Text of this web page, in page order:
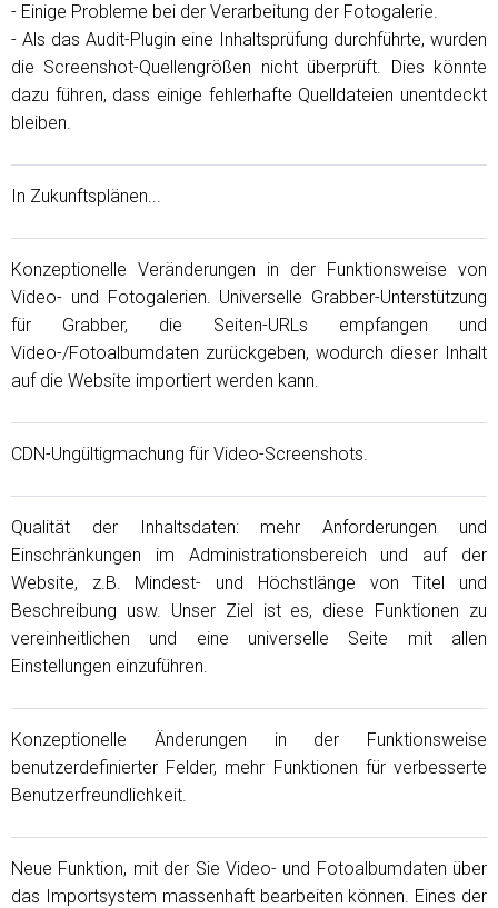
- Einige Probleme bei der Verarbeitung der Fotogalerie.
- Als das Audit-Plugin eine Inhaltsprüfung durchführte, wurden
die Screenshot-Quellengrößen nicht überprüft. Dies könnte
dazu führen, dass einige fehlerhafte Quelldateien unentdeckt
bleiben.
In Zukunftsplänen...
Konzeptionelle Veränderungen in der Funktionsweise von
Video- und Fotogalerien. Universelle Grabber-Unterstützung
für Grabber, die Seiten-URLs empfangen und
Video-/Fotoalbumdaten zurückgeben, wodurch dieser Inhalt
auf die Website importiert werden kann.
CDN-Ungültigmachung für Video-Screenshots.
Qualität der Inhaltsdaten: mehr Anforderungen und
Einschränkungen im Administrationsbereich und auf der
Website, z.B. Mindest- und Höchstlänge von Titel und
Beschreibung usw. Unser Ziel ist es, diese Funktionen zu
vereinheitlichen und eine universelle Seite mit allen
Einstellungen einzuführen.
Konzeptionelle Änderungen in der Funktionsweise
benutzerdefinierter Felder, mehr Funktionen für verbesserte
Benutzerfreundlichkeit.
Neue Funktion, mit der Sie Video- und Fotoalbumdaten über
das Importsystem massenhaft bearbeiten können. Eines der